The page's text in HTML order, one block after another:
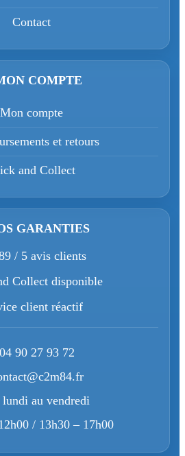
Contact
COMPTE
Mon compte
et retours
and Collect
GARANTIES
/ 5 avis clients
Collect disponible
client réactif
04 90 27 93 72
au vendredi
/ 13h30 – 17h00